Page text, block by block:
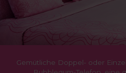
Gemütliche Doppel- oder